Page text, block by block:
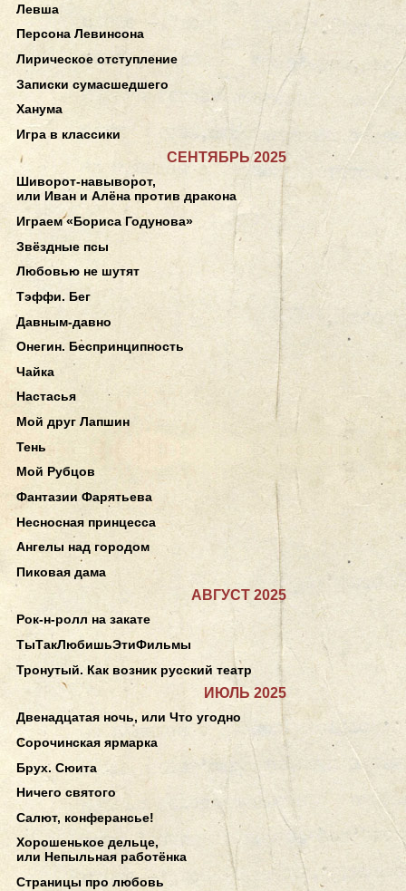
Левша
Персона Левинсона
Лирическое отступление
Записки сумасшедшего
Ханума
Игра в классики
СЕНТЯБРЬ 2025
Шиворот-навыворот,
или Иван и Алёна против дракона
Играем «Бориса Годунова»
Звёздные псы
Любовью не шутят
Тэффи. Бег
Давным-давно
Онегин. Беспринципность
Чайка
Настасья
Мой друг Лапшин
Тень
Мой Рубцов
Фантазии Фарятьева
Несносная принцесса
Ангелы над городом
Пиковая дама
АВГУСТ 2025
Рок-н-ролл на закате
ТыТакЛюбишьЭтиФильмы
Тронутый. Как возник русский театр
ИЮЛЬ 2025
Двенадцатая ночь, или Что угодно
Сорочинская ярмарка
Брух. Сюита
Ничего святого
Салют, конферансье!
Хорошенькое дельце,
или Непыльная работёнка
Страницы про любовь